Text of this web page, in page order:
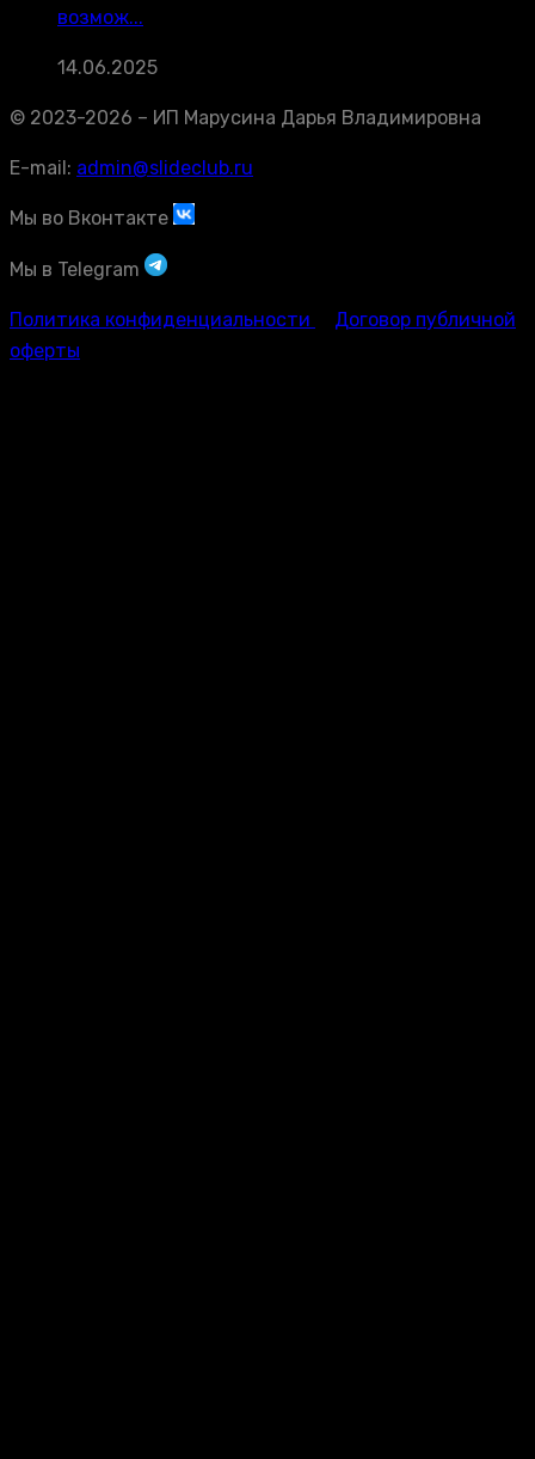
возмож...
14.06.2025
© 2023-2026 – ИП Марусина Дарья Владимировна
E-mail: admin@slideclub.ru
Мы во Вконтакте
Мы в Telegram
Политика конфиденциальности
Договор публичной
оферты